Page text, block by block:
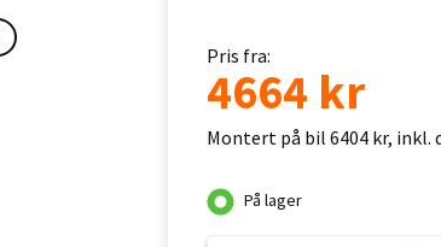
Pris fra:
4664 kr
Montert på bil 6404 kr, inkl.
På lager